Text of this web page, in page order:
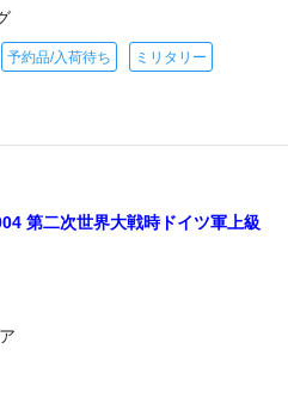
予約品/入荷待ち ミリタリー
第二次世界大戦時ドイツ軍上級